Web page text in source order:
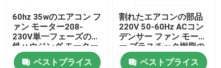
60hz 35wのエアコン フ
ァン モーター208-
230V単一フェーズの鋼
鉄ハウジング モーター
ベストプライス
割れたエアコンの部品
220V 50-60Hz ACコン
デンサー ファン モータ
ー プラスチック樹脂の
パック ファン モーター
ベストプライス